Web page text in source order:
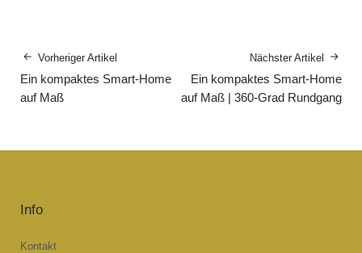
Vorheriger Artikel
Ein kompaktes Smart-Home
auf Maß
Nächster Artikel
Ein kompaktes Smart-Home
auf Maß | 360-Grad Rundgang
Info
Kontakt